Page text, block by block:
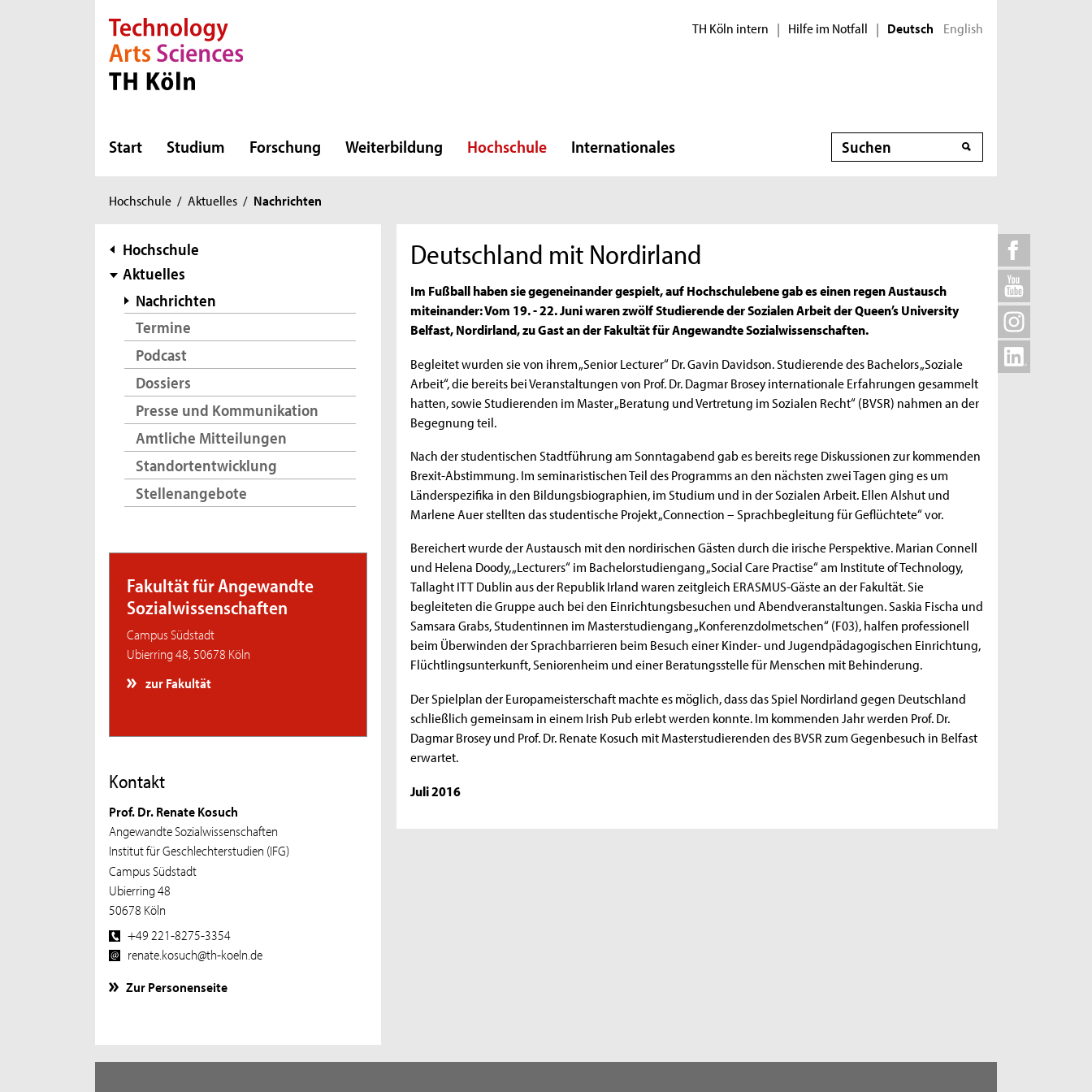
Direkt zur Hauptnavigation
Direkt zur Subnavigation
Direkt zum Inhalt
Direkt zum Fußbereich TH Köln intern | Hilfe im Notfall | Deutsch English
Start Studium Forschung Weiterbildung Hochschule Internationales Suche
Sie
hier:
Hochschule / Aktuelles / Nachrichten
Subnavigation
Hochschule
Aktuelles
Nachrichten
Termine
Podcast
Dossiers
Presse und Kommunikation
Amtliche Mitteilungen
Standortentwicklung
Stellenangebote
Fakultät für Angewandte
Sozialwissenschaften
Campus Südstadt
Ubierring 48, 50678 Köln
zur Fakultät
Kontakt
Prof. Dr. Renate Kosuch
Angewandte Sozialwissenschaften
Institut für Geschlechterstudien (IFG)
Campus Südstadt
Ubierring 48
50678 Köln
+49 221-8275-3354
renate.kosuch@th-koeln.de
Zur Personenseite
Deutschland mit Nordirland
Im Fußball haben sie gegeneinander gespielt, auf Hochschulebene gab es einen regen Austausch
miteinander: Vom 19. - 22. Juni waren zwölf Studierende der Sozialen Arbeit der Queen’s University
Belfast, Nordirland, zu Gast an der Fakultät für Angewandte Sozialwissenschaften.
Begleitet wurden sie von ihrem „Senior Lecturer“ Dr. Gavin Davidson. Studierende des Bachelors „Soziale
Arbeit“, die bereits bei Veranstaltungen von Prof. Dr. Dagmar Brosey internationale Erfahrungen gesammelt
hatten, sowie Studierenden im Master „Beratung und Vertretung im Sozialen Recht“ (BVSR) nahmen an der
Begegnung teil.
Nach der studentischen Stadtführung am Sonntagabend gab es bereits rege Diskussionen zur kommenden
Brexit-Abstimmung. Im seminaristischen Teil des Programms an den nächsten zwei Tagen ging es um
Länderspezifika in den Bildungsbiographien, im Studium und in der Sozialen Arbeit. Ellen Alshut und
Marlene Auer stellten das studentische Projekt „Connection – Sprachbegleitung für Geflüchtete“ vor.
Bereichert wurde der Austausch mit den nordirischen Gästen durch die irische Perspektive. Marian Connell
und Helena Doody, „Lecturers“ im Bachelorstudiengang „Social Care Practise“ am Institute of Technology,
Tallaght ITT Dublin aus der Republik Irland waren zeitgleich ERASMUS-Gäste an der Fakultät. Sie
begleiteten die Gruppe auch bei den Einrichtungsbesuchen und Abendveranstaltungen. Saskia Fischa und
Samsara Grabs, Studentinnen im Masterstudiengang „Konferenzdolmetschen“ (F03), halfen professionell
beim Überwinden der Sprachbarrieren beim Besuch einer Kinder- und Jugendpädagogischen Einrichtung,
Flüchtlingsunterkunft, Seniorenheim und einer Beratungsstelle für Menschen mit Behinderung.
Der Spielplan der Europameisterschaft machte es möglich, dass das Spiel Nordirland gegen Deutschland
schließlich gemeinsam in einem Irish Pub erlebt werden konnte. Im kommenden Jahr werden Prof. Dr.
Dagmar Brosey und Prof. Dr. Renate Kosuch mit Masterstudierenden des BVSR zum Gegenbesuch in Belfast
erwartet.
Juli 2016